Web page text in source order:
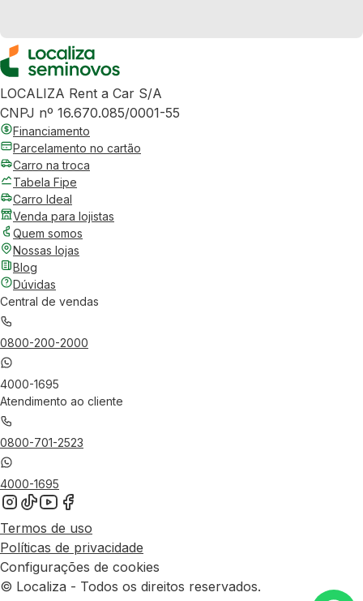
LOCALIZA Rent a Car S/A
CNPJ nº 16.670.085/0001-55
Financiamento
Parcelamento no cartão
Carro na troca
Tabela Fipe
Carro Ideal
Venda para lojistas
Quem somos
Nossas lojas
Blog
Dúvidas
Central de vendas
0800-200-2000
4000-1695
Atendimento ao cliente
0800-701-2523
4000-1695
Termos de uso
Políticas de privacidade
Configurações de cookies
© Localiza - Todos os direitos reservados.